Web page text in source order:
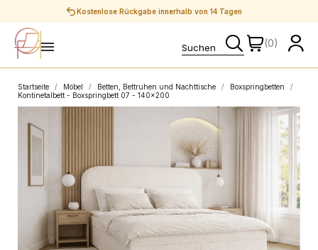
Sichere Zahlungen
(0)
Startseite Möbel Betten, Bettruhen und Nachttische
Boxspringbetten
Kontinetalbett - Boxspringbett 07 - 140x200